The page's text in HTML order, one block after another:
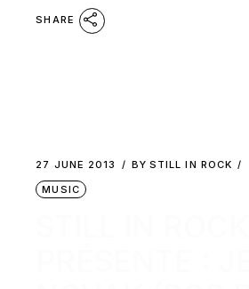
SHARE
27 JUNE 2013 BY STILL IN ROCK
MUSIC